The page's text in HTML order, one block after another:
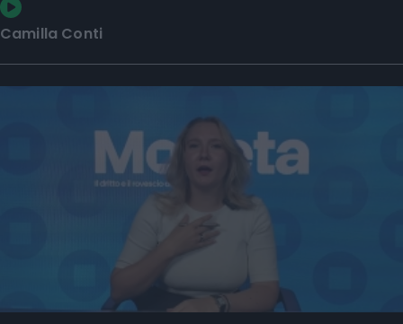
Camilla Conti